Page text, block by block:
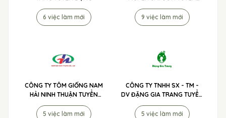
6 việc làm mới
9 việc làm mới
CÔNG TY TÔM GIỐNG NAM
HẢI NINH THUẬN TUYỂN
5 việc làm mới
CÔNG TY TNHH SX - TM -
DV ĐẶNG GIA TRANG TUYỂN
5 việc làm mới